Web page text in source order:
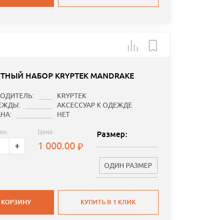
НАБОР KRYPTEK MANDRAKE
KRYPTEK
АКСЕССУАР К ОДЕЖДЕ
НЕТ
+
Цена:
1 000.00
Размер:
ОДИН РАЗМЕР
КУПИТЬ В 1 КЛИК